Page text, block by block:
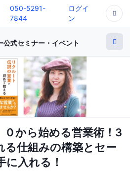
050-5291-
7844
ログイ
ン
公式セミナー・イベント
０から始める営業術！3
る仕組みの構築とセー
に入れる！